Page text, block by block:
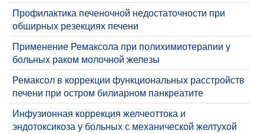
Профилактика печеночной недостаточности при
обширных резекциях печени
Применение Ремаксола при полихимиотерапии у
больных раком молочной железы
Ремаксол в коррекции функциональных расстройств
печени при остром билиарном панкреатите
Инфузионная коррекция желчеоттока и
эндотоксикоза у больных с механической желтухой